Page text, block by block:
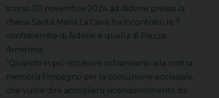
scorso 20 novembre 2024 ad Aidone presso la
chiesa Santa Maria La Cava, ha incontrato le 7
confraternite di Aidone e quella di Piazza
Armerina.
“Quando in più occasioni richiamiamo alla nostra
memoria l’impegno per la comunione ecclesiale,
che vuole dire accogliersi vicendevolmente da